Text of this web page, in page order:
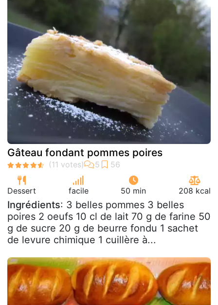
Gâteau fondant pommes poires
Dessert facile 50 min 208 kcal
Ingrédients: 3 belles pommes 3 belles
poires 2 oeufs 10 cl de lait 70 g de farine 50
g de sucre 20 g de beurre fondu 1 sachet
de levure chimique 1 cuillère à...